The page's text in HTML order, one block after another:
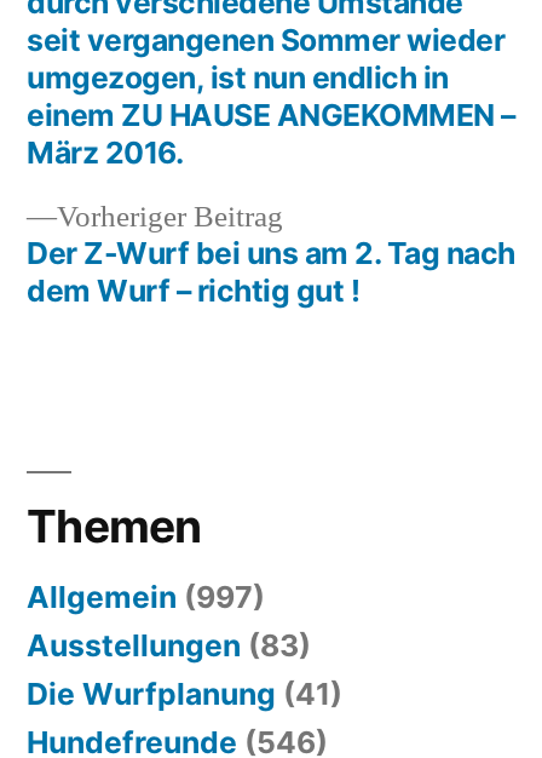
Vorheriger Beitrag
Beitrag:
Der Z-Wurf bei uns am 2. Tag nach
dem Wurf – richtig gut !
seit vergangenen Sommer wieder
umgezogen, ist nun endlich in
einem ZU HAUSE ANGEKOMMEN –
März 2016.
Themen
Allgemein (997)
Ausstellungen (83)
Die Wurfplanung (41)
Hundefreunde (546)